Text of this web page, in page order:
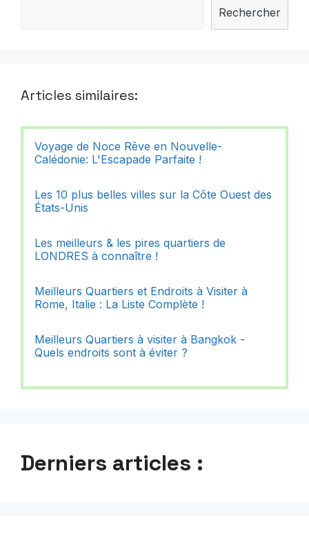
Rechercher
Articles similaires:
Voyage de Noce Rêve en Nouvelle-
Calédonie: L'Escapade Parfaite !
Les 10 plus belles villes sur la Côte Ouest des
États-Unis
Les meilleurs & les pires quartiers de
LONDRES à connaître !
Meilleurs Quartiers et Endroits à Visiter à
Rome, Italie : La Liste Complète !
Meilleurs Quartiers à visiter à Bangkok -
Quels endroits sont à éviter ?
Derniers articles :